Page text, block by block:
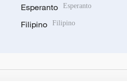
Esperanto Esperanto
Filipino Filipino